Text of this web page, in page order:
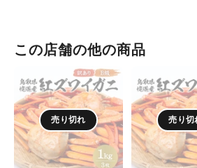
この店舗の他の商品
取/
境
港】
＜
訳
あ
売り切れ
取/
境
港】
ボ
イ
ル
売り切